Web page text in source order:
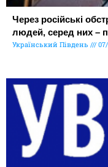
Через російські
людей, серед них –
Український Південь